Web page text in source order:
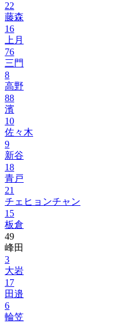
22
藤森
16
上月
76
三門
8
高野
88
濱
10
佐々木
9
新谷
18
青戸
21
チェヒョンチャン
15
板倉
49
峰田
3
大岩
17
田邉
6
輪笠